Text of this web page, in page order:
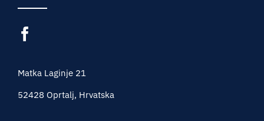
Matka Laginje 21
52428 Oprtalj, Hrvatska